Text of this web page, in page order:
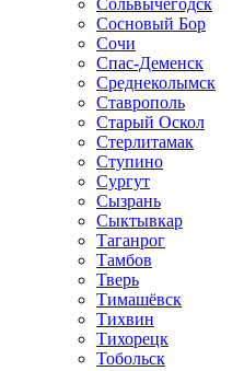
Сольвычегодск
Сосновый Бор
Сочи
Спас-Деменск
Среднеколымск
Ставрополь
Старый Оскол
Стерлитамак
Ступино
Сургут
Сызрань
Сыктывкар
Таганрог
Тамбов
Тверь
Тимашёвск
Тихвин
Тихорецк
Тобольск